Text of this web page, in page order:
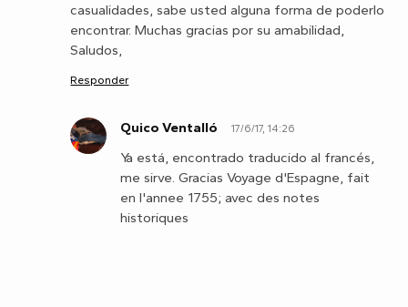
casualidades, sabe usted alguna forma de poderlo
encontrar. Muchas gracias por su amabilidad,
Saludos,
Responder
Q Quico Ventalló 17/6/17, 14:26
Ya está, encontrado traducido al francés,
me sirve. Gracias Voyage d'Espagne, fait
en l'annee 1755; avec des notes
historiques